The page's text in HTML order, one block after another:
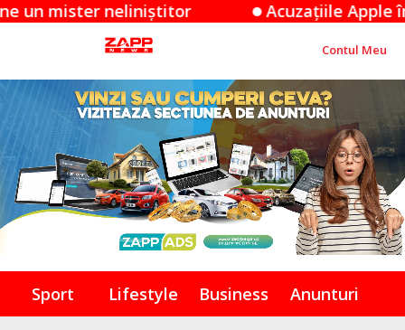
Acuzațiile Apple împotriva OpenAI:
Contul Meu
Sport Lifestyle Business Anunturi